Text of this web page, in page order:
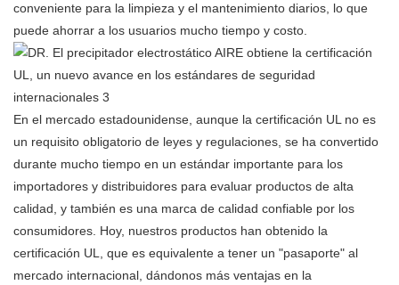
conveniente para la limpieza y el mantenimiento diarios, lo que
puede ahorrar a los usuarios mucho tiempo y costo.
En el mercado estadounidense, aunque la certificación UL no es
un requisito obligatorio de leyes y regulaciones, se ha convertido
durante mucho tiempo en un estándar importante para los
importadores y distribuidores para evaluar productos de alta
calidad, y también es una marca de calidad confiable por los
consumidores. Hoy, nuestros productos han obtenido la
certificación UL, que es equivalente a tener un "pasaporte" al
mercado internacional, dándonos más ventajas en la